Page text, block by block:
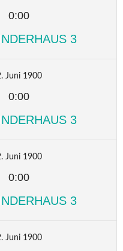
0:00
3
Juni 1900
0:00
3
Juni 1900
0:00
3
Juni 1900